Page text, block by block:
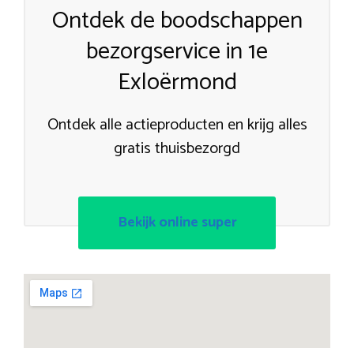
Ontdek de boodschappen
bezorgservice in 1e
Exloërmond
Ontdek alle actieproducten en krijg alles
gratis thuisbezorgd
Bekijk online super